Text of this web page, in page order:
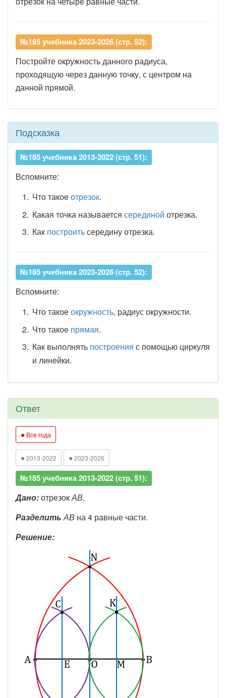
№185 учебника 2023-2026 (стр. 52):
Постройте окружность данного радиуса,
проходящую через данную точку, с центром на
данной прямой.
Подсказка
№185 учебника 2013-2022 (стр. 51):
Вспомните:
Что такоеотрезок.
Какая точка называется серединой отрезка.
Как построитьсередину отрезка.
№185 учебника 2023-2026 (стр. 52):
Вспомните:
Что такоеокружность, радиус окружности.
Что такое прямая.
Как выполнять построения с помощью циркуля
и линейки.
Ответ
● Все года
● 2013-2022 ● 2023-2026
№185 учебника 2013-2022 (стр. 51):
Дано:отрезокАВ.
Разделить АВ на 4 равные части.
Решение: